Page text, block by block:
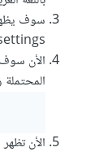
سوف يظهر
settings ) , ومن ثم قم بإختيار قيمة Allow إلى List .
الأن